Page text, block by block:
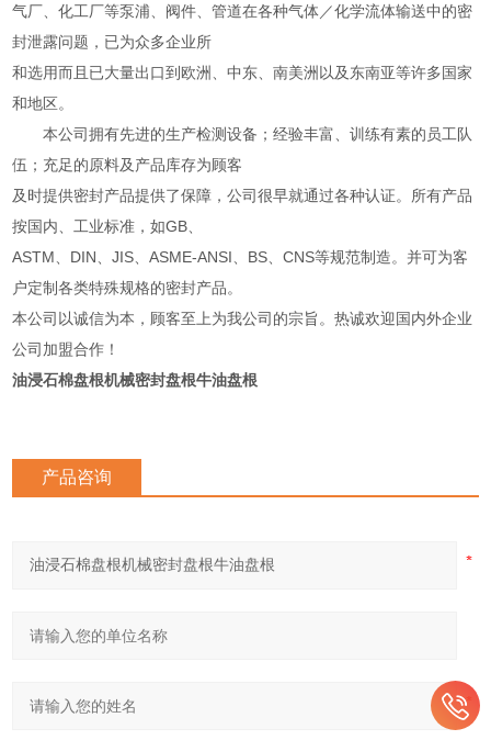
气厂、化工厂等泵浦、阀件、管道在各种气体／化学流体输送中的密
封泄露问题，已为众多企业所
和选用而且已大量出口到欧洲、中东、南美洲以及东南亚等许多国家
和地区。
本公司拥有先进的生产检测设备；经验丰富、训练有素的员工队
伍；充足的原料及产品库存为顾客
及时提供密封产品提供了保障，公司很早就通过各种认证。所有产品
按国内、工业标准，如GB、
ASTM、DIN、JIS、ASME-ANSI、BS、CNS等规范制造。并可为客
户定制各类特殊规格的密封产品。
本公司以诚信为本，顾客至上为我公司的宗旨。热诚欢迎国内外企业
公司加盟合作！
油浸石棉盘根机械密封盘根牛油盘根
产品咨询